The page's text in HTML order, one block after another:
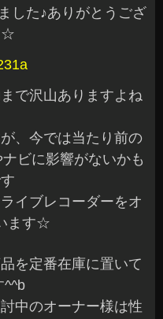
した♪ありがとうござ
☆
で沢山ありますよね
、今では当たり前の
ビに影響がないかも
イブレコーダーをオ
ます☆
を定番在庫に置いて
^^b
中のオーナー様は性